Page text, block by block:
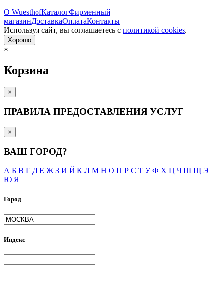
О WuesthofКаталогФирменный
магазинДоставкаОплатаКонтакты
Используя сайт, вы согла­шаетесь с политикой cookies.
Хорошо
×
Корзина
×
ПРАВИЛА ПРЕДОСТАВЛЕНИЯ УСЛУГ
×
ВАШ ГОРОД?
А Б В Г Д Е Ж З И Й К Л М Н О П Р С Т У Ф Х Ц Ч Ш Щ Э
Ю Я
Город
Индекс